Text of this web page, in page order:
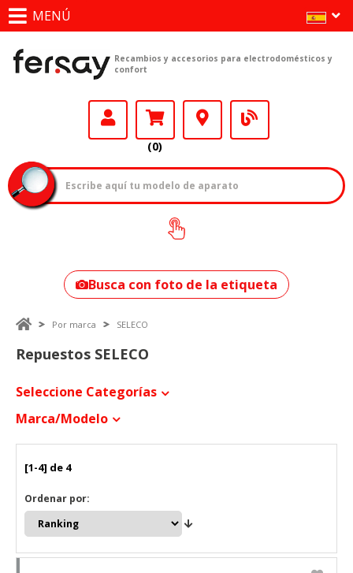
MENÚ
Recambios y accesorios para electrodomésticos y
confort
(0)
¿Cómo encontrar
tu modelo?
Busca con foto de la etiqueta
Por marca SELECO
Repuestos SELECO
Seleccione Categorías
Marca/modelo
[1-4] de 4
Ordenar por: